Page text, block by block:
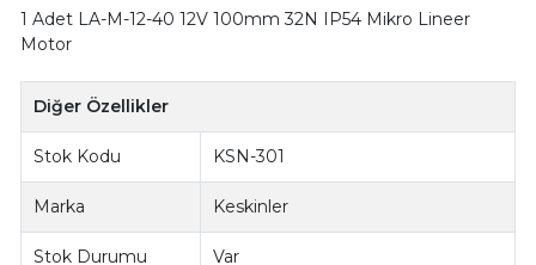
1 Adet LA-M-12-40 12V 100mm 32N IP54 Mikro Lineer
Motor
Diğer Özellikler
Stok Kodu KSN-301
Marka Keskinler
Stok Durumu Var